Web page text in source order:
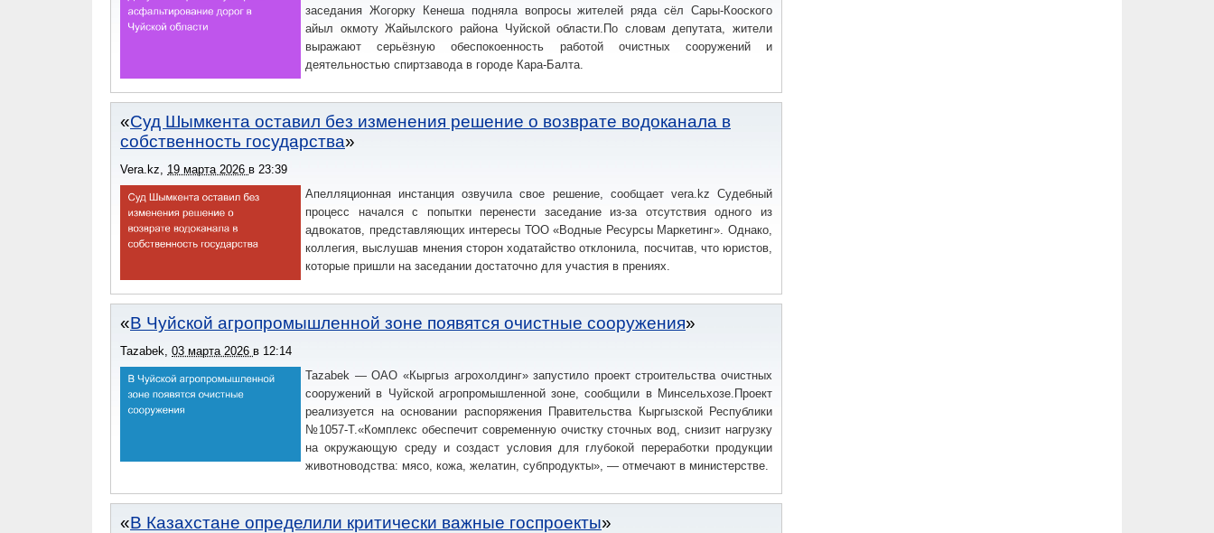
заседания Жогорку Кенеша подняла вопросы жителей ряда сёл Сары-Кооского
айыл окмоту Жайылского района Чуйской области.По словам депутата, жители
выражают серьёзную обеспокоенность работой очистных сооружений и
деятельностью спиртзавода в городе Кара-Балта.
Суд Шымкента оставил без изменения решение о возврате водоканала в
собственность государства
Vera.kz, 19 марта 2026 в 23:39
Апелляционная инстанция озвучила свое решение, сообщает vera.kz Судебный
процесс начался с попытки перенести заседание из-за отсутствия одного из
адвокатов, представляющих интересы ТОО «Водные Ресурсы Маркетинг». Однако,
коллегия, выслушав мнения сторон ходатайство отклонила, посчитав, что юристов,
которые пришли на заседании достаточно для участия в прениях.
В Чуйской агропромышленной зоне появятся очистные сооружения
Tazabek, 03 марта 2026 в 12:14
Tazabek — ОАО «Кыргыз агрохолдинг» запустило проект строительства очистных
сооружений в Чуйской агропромышленной зоне, сообщили в Минсельхозе.Проект
реализуется на основании распоряжения Правительства Кыргызской Республики
№1057-Т.«Комплекс обеспечит современную очистку сточных вод, снизит нагрузку
на окружающую среду и создаст условия для глубокой переработки продукции
животноводства: мясо, кожа, желатин, субпродукты», — отмечают в министерстве.
В Казахстане определили критически важные госпроекты